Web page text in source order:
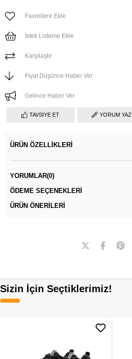
Favorilere Ekle
İstek Listeme Ekle
Karşılaştır
Fiyat Düşünce Haber Ver
Gelince Haber Ver
TAVSIYE ET YORUM YAZ
ÜRÜN ÖZELLIKLERI
YORUMLAR(0)
ÖDEME SEÇENEKLERI
ÜRÜN ÖNERILERI
Sizin İçin Seçtiklerimiz!